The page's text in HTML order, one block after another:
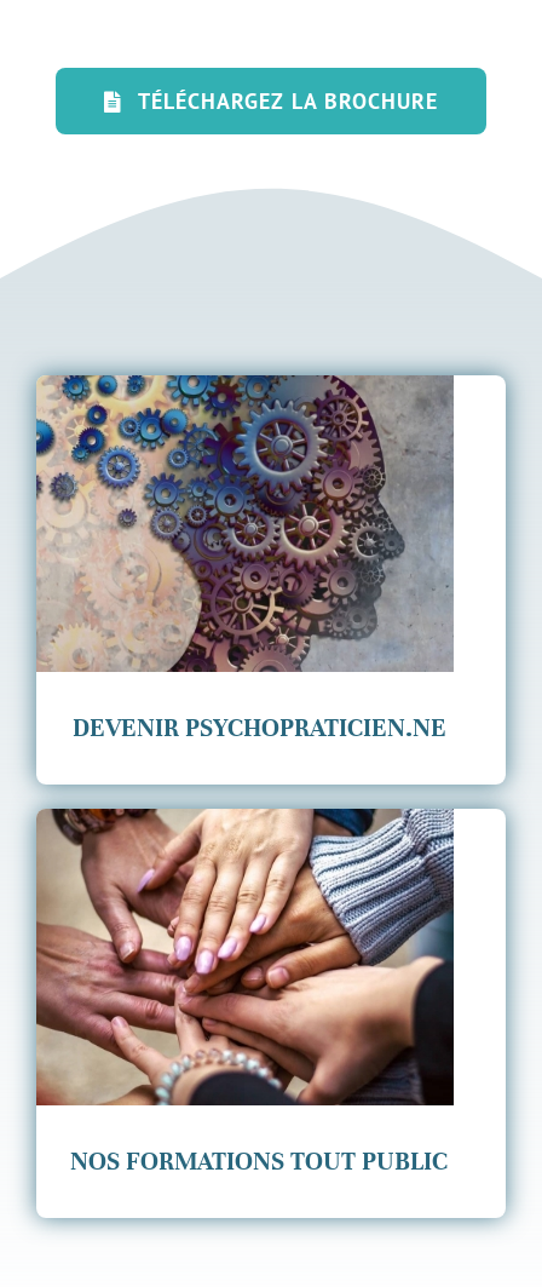
TÉLÉCHARGEZ LA BROCHURE
DEVENIR PSYCHOPRATICIEN.NE
NOS FORMATIONS TOUT PUBLIC